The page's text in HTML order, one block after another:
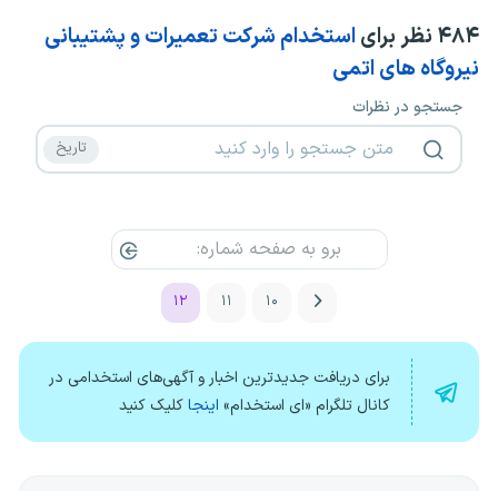
۴۸۴ نظر برای استخدام شرکت تعمیرات و پشتیبانی
نیروگاه های اتمی
جستجو در نظرات
۱۰ ۱۱ ۱۲
برای دریافت جدیدترین اخبار و آگهی‌های استخدامی در
کانال تلگرام «ای استخدام» اینجاکلیک کنید